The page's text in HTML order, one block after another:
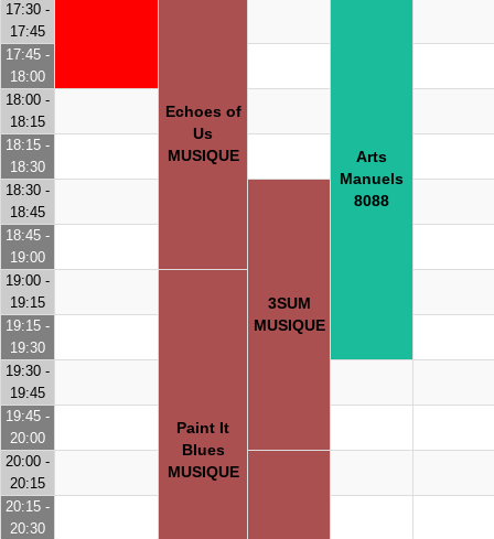
17:30 -
17:45
Echoes of
Us
MUSIQUE
Arts
Manuels
8088
17:45 -
18:00
18:00 -
18:15
18:15 -
18:30
18:30 -
18:45
3SUM
MUSIQUE
18:45 -
19:00
19:00 -
19:15
Paint It
Blues
MUSIQUE
19:15 -
19:30
19:30 -
19:45
19:45 -
20:00
20:00 -
20:15
20:15 -
20:30